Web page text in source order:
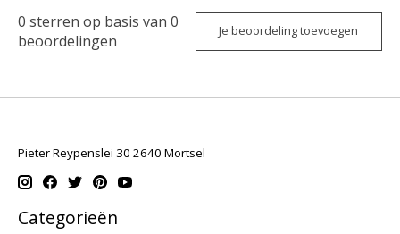
0 sterren op basis van 0
beoordelingen
Je beoordeling toevoegen
Pieter Reypenslei 30 2640 Mortsel
Categorieën